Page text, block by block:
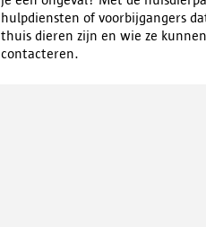
hulpdiensten of voorbijgangers
thuis dieren zijn en wie ze kunnen
contacteren.